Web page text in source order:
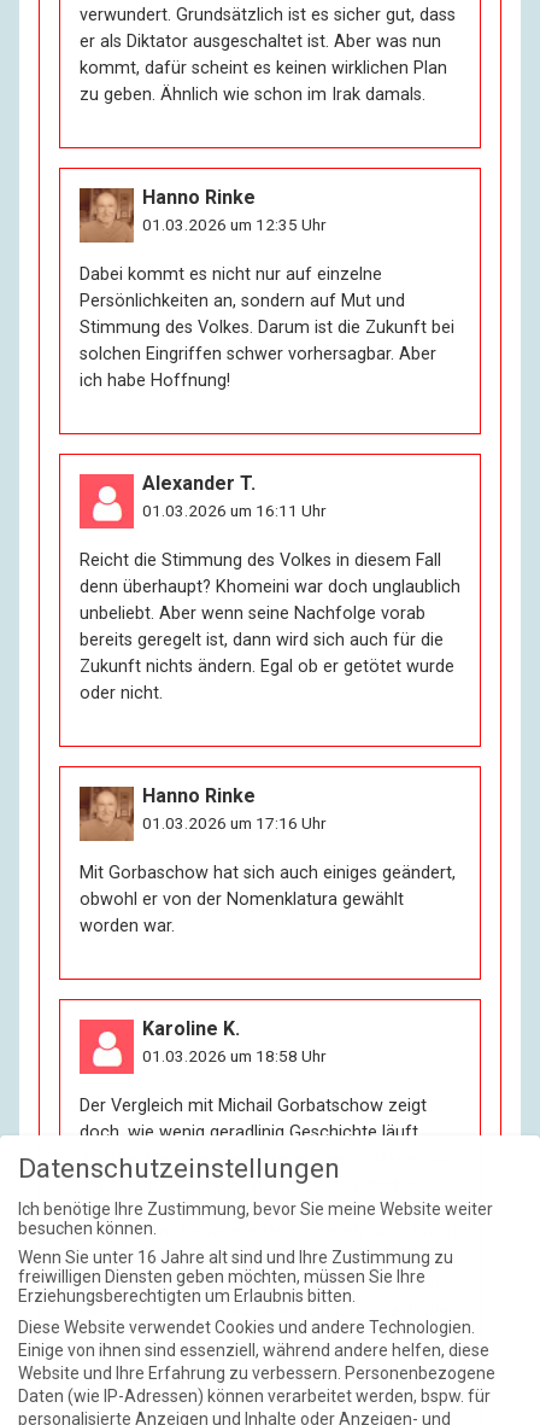
verwundert. Grundsätzlich ist es sicher gut, dass
er als Diktator ausgeschaltet ist. Aber was nun
kommt, dafür scheint es keinen wirklichen Plan
zu geben. Ähnlich wie schon im Irak damals.
Hanno Rinke
01.03.2026 um 12:35 Uhr
Dabei kommt es nicht nur auf einzelne
Persönlichkeiten an, sondern auf Mut und
Stimmung des Volkes. Darum ist die Zukunft bei
solchen Eingriffen schwer vorhersagbar. Aber
ich habe Hoffnung!
Alexander T.
01.03.2026 um 16:11 Uhr
Reicht die Stimmung des Volkes in diesem Fall
denn überhaupt? Khomeini war doch unglaublich
unbeliebt. Aber wenn seine Nachfolge vorab
bereits geregelt ist, dann wird sich auch für die
Zukunft nichts ändern. Egal ob er getötet wurde
oder nicht.
Hanno Rinke
01.03.2026 um 17:16 Uhr
Mit Gorbaschow hat sich auch einiges geändert,
obwohl er von der Nomenklatura gewählt
worden war.
Karoline K.
01.03.2026 um 18:58 Uhr
Der Vergleich mit Michail Gorbatschow zeigt
doch, wie wenig geradlinig Geschichte läuft.
Auch er kam aus dem Inneren des Systems und
hat es am Ende von innen heraus verändert.
Ob so etwas heute wieder passieren kann, hängt
wohl weniger von der offiziell geregelten
Nachfolge ab als davon, was im Land selbst in
Bewegung gerät. Machtkämpfe, wirtschaftlicher
Druck, der Mut Einzelner und die Stimmung der
Bevölkerung spielen zusammen.
„Es darf ruhig noch ein bisschen mehr sein“ kann
Datenschutzeinstellungen
Ich benötige Ihre Zustimmung, bevor Sie meine Website weiter
besuchen können.
Wenn Sie unter 16 Jahre alt sind und Ihre Zustimmung zu
freiwilligen Diensten geben möchten, müssen Sie Ihre
Erziehungsberechtigten um Erlaubnis bitten.
Diese Website verwendet Cookies und andere Technologien.
Einige von ihnen sind essenziell, während andere helfen, diese
Website und Ihre Erfahrung zu verbessern. Personenbezogene
Daten (wie IP-Adressen) können verarbeitet werden, bspw. für
personalisierte Anzeigen und Inhalte oder Anzeigen- und